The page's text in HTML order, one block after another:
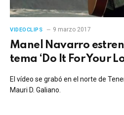
VIDEOCLIPS 9 marzo 2017
Manel Navarro
tema ‘Do It For Your
El vídeo se grabó en el norte de
Mauri D. Galiano.